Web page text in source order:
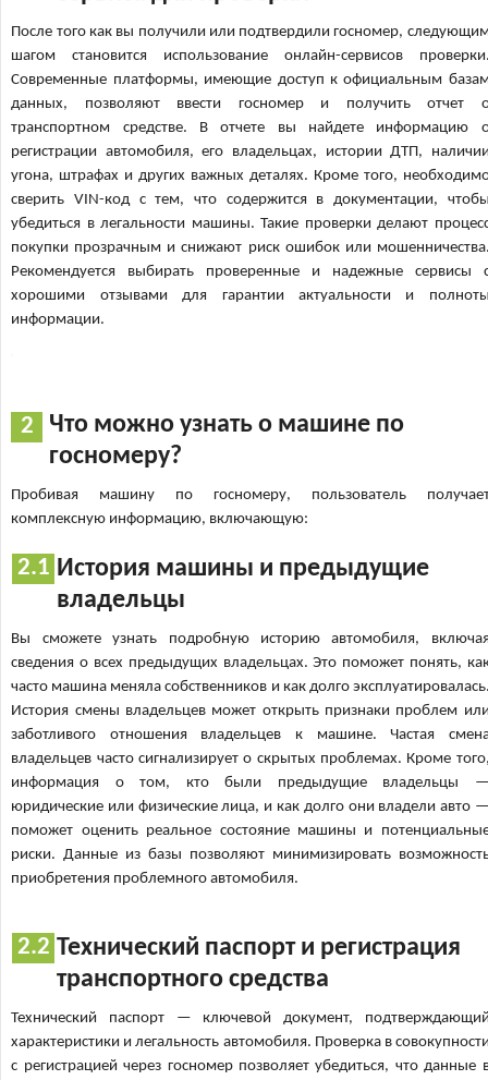
После того как вы получили или подтвердили госномер,
шагом становится использование онлайн-сервисов
Современные платформы, имеющие доступ к официальным
данных, позволяют ввести госномер и получить отчет
транспортном средстве. В отчете вы найдете информацию
регистрации автомобиля, его владельцах, истории ДТП,
угона, штрафах и других важных деталях. Кроме того,
сверить VIN-код с тем, что содержится в документации,
убедиться в легальности машины. Такие проверки делают
покупки прозрачным и снижают риск ошибок или
Рекомендуется выбирать проверенные и надежные сервисы
хорошими отзывами для гарантии актуальности и
информации.
Что можно узнать о машине по
госномеру?
Пробивая машину по госномеру, пользователь
комплексную информацию, включающую:
История машины и предыдущие
владельцы
Вы сможете узнать подробную историю автомобиля,
сведения о всех предыдущих владельцах. Это поможет понять,
часто машина меняла собственников и как долго
История смены владельцев может открыть признаки проблем
заботливого отношения владельцев к машине. Частая
владельцев часто сигнализирует о скрытых проблемах. Кроме
информация о том, кто были предыдущие владельцы
юридические или физические лица, и как долго они владели авто
поможет оценить реальное состояние машины и
риски. Данные из базы позволяют минимизировать
приобретения проблемного автомобиля.
Технический паспорт и регистрация
транспортного средства
Технический паспорт — ключевой документ,
характеристики и легальность автомобиля. Проверка в
с регистрацией через госномер позволяет убедиться, что данные